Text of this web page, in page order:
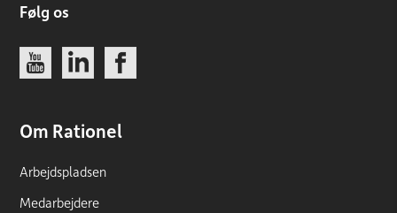
Følg os
Link Link
Om Rationel
Arbejdspladsen
Medarbejdere